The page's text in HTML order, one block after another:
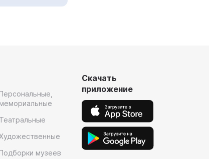
Персональные,
мемориальные
Театральные
Подборки музеев
Скачать
приложение